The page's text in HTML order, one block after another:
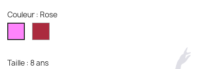
Couleur : Rose
Taille : 8 ans